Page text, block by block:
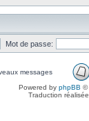
Mot de passe:
messages
Powered by phpBB ©
Traduction